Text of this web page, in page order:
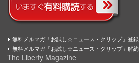
無料メルマガ「お試し☆ニュース・クリップ」登録
無料メルマガ「お試し☆ニュース・クリップ」解約
The Liberty Magazine